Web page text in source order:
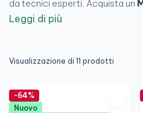
da tecnici esperti. Acquista un
potenza e l'affidabilità di Apple,
Leggi di più
Visualizzazione di 11 prodotti
-64%
Nuovo